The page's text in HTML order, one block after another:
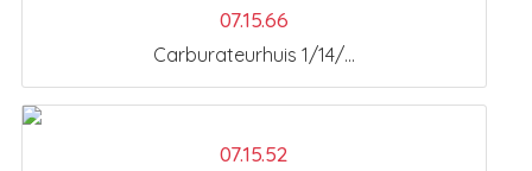
07.15.66
Carburateurhuis 1/14/...
07.15.52